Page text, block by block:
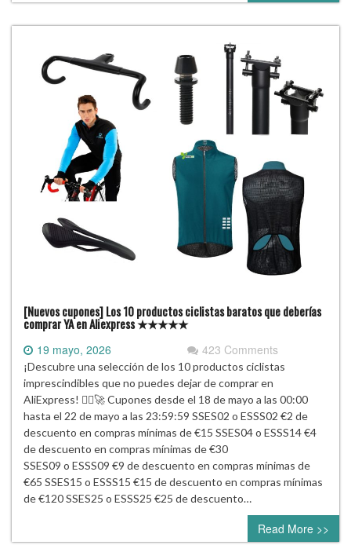
[Nuevos cupones] Los 10 productos ciclistas baratos que deberías
comprar YA en Aliexpress ★★★★★
19 mayo, 2026 423 Comments
¡Descubre una selección de los 10 productos ciclistas
imprescindibles que no puedes dejar de comprar en
AliExpress! 🚴‍♀️🚀 Cupones desde el 18 de mayo a las 00:00
hasta el 22 de mayo a las 23:59:59 SSES02 o ESSS02 €2 de
descuento en compras mínimas de €15 SSES04 o ESSS14 €4
de descuento en compras mínimas de €30
SSES09 o ESSS09 €9 de descuento en compras mínimas de
€65 SSES15 o ESSS15 €15 de descuento en compras mínimas
de €120 SSES25 o ESSS25 €25 de descuento…
Read More >>